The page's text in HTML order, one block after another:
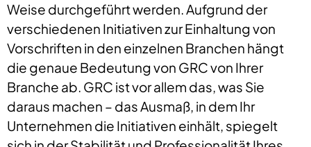
Weise durchgeführt werden. Aufgrund der
verschiedenen Initiativen zur Einhaltung von
Vorschriften in den einzelnen Branchen hängt
die genaue Bedeutung von GRC von Ihrer
Branche ab. GRC ist vor allem das, was Sie
daraus machen – das Ausmaß, in dem Ihr
Unternehmen die Initiativen einhält, spiegelt